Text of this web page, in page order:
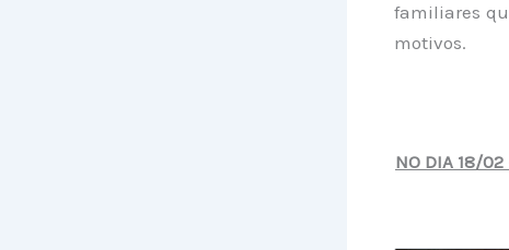
familiares
motivos.
NO DIA 18/02